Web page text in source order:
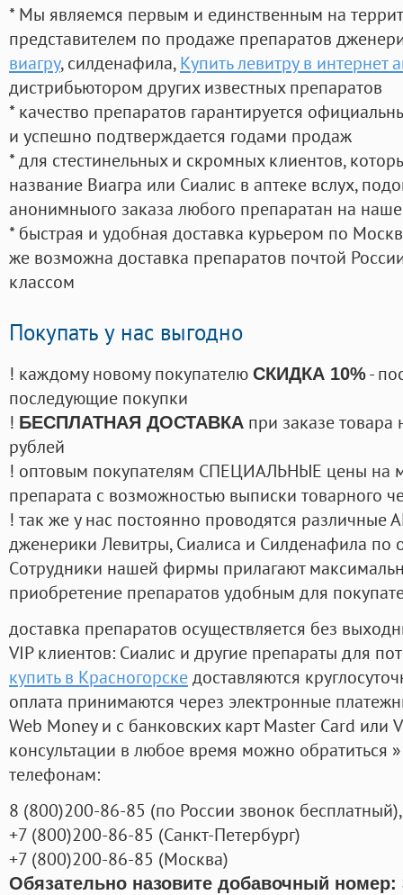
* Мы являемся первым и единственным на
представителем по продаже препаратов
виагру, силденафила, Купить левитру в интернет
дистрибьютором других известных препаратов
* качество препаратов гарантируется
и успешно подтверждается годами продаж
* для стестинельных и скромных клиентов,
название Виагра или Сиалис в аптеке вслух,
анонимныого заказа любого препаратан на
* быстрая и удобная доставка курьером по
же возможна доставка препаратов почтой
классом
Покупать у нас выгодно
! каждому новому покупателю СКИДКА 10%-
последующие покупки
! БЕСПЛАТНАЯ ДОСТАВКА при заказе
рублей
! оптовым покупателям СПЕЦИАЛЬНЫЕ цены на
препарата с возможностью выписки товарного
! так же у нас постоянно проводятся
дженерики Левитры, Сиалиса и Силденафила по
Cотрудники нашей фирмы прилагают
приобретение препаратов удобным для
доставка препаратов осуществляется без
VIP клиентов: Сиалис и другие препараты для
купить в Красногорскедоставляются
оплата принимаются через электронные
Web Money и с банковских карт Master Card или
консультации в любое время можно обратиться
телефонам:
8 (800)200-86-85 (по России звонок бесплатный),
+7 (800)200-86-85 (Санкт-Петербург)
+7 (800)200-86-85 (Москва)
Обязательно назовите добавочный номер: